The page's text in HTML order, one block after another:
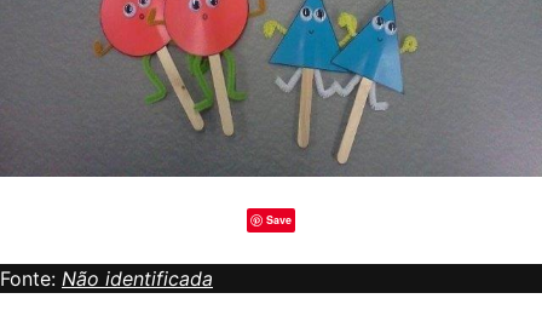
Save
Fonte: Não identificada